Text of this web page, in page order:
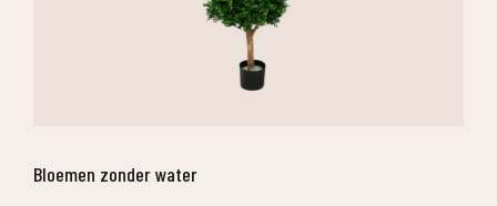
Bloemen zonder water